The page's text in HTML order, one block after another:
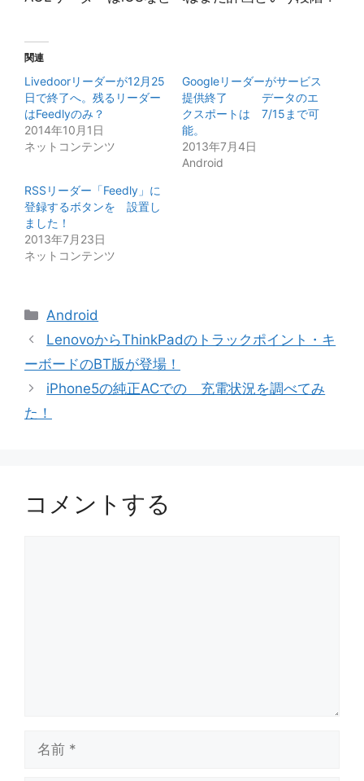
関連
Livedoorリーダーが12月25
日で終了へ。残るリーダー
はFeedlyのみ？
2014年10月1日
ネットコンテンツ
Googleリーダーがサービス
提供終了 データのエ
クスポートは 7/15まで可
能。
2013年7月4日
Android
RSSリーダー「Feedly」に
登録するボタンを 設置し
ました！
2013年7月23日
ネットコンテンツ
カ
テ
リ
ー
Android
LenovoからThinkPadのトラックポイント・キ
ーボードのBT版が登場！
iPhone5の純正ACでの 充電状況を調べてみ
た！
コメントする